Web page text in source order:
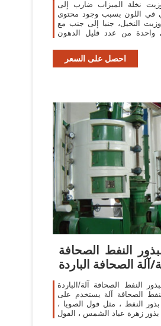
نخلة الميزاب ضارب إلى
في اللون بسبب وجود محتوى
وزيت النخيل، جنبا إلى جنب مع
واحدة من عدد قليل الدهون
احصل على السعر
النفط الصحافة
النفط الصحافة آلة/الباردة
الصحافة آلة يستخدم على
النفط ، مثل فول الصويا ،